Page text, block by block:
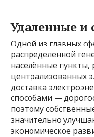
Удаленные и
Одной из главных
распределенной
населённые
централизованных
доставка
способами —
поэтому
значительно
экономическое